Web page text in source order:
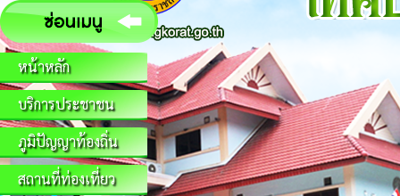
หน้าหลัก
บริการประชาชน
ภูมิปัญญาท้องถิ่น
สถานที่ท่องเที่ยว